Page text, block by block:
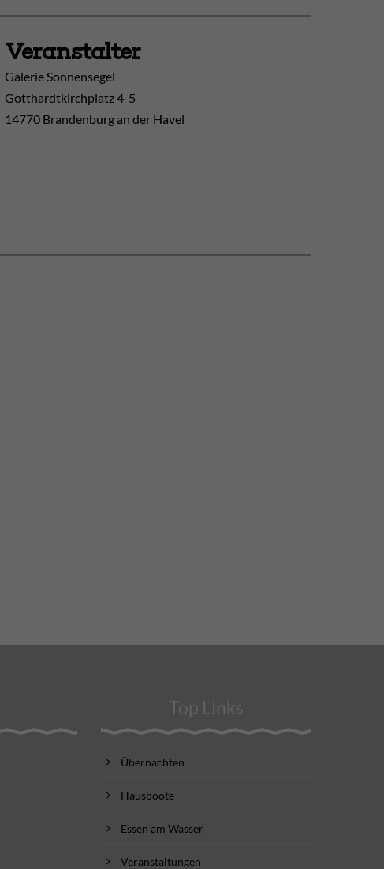
Veranstalter
Galerie Sonnensegel
Gotthardtkirchplatz 4-5
14770 Brandenburg an der Havel
Top Links
Übernachten
Hausboote
Essen am Wasser
Veranstaltungen